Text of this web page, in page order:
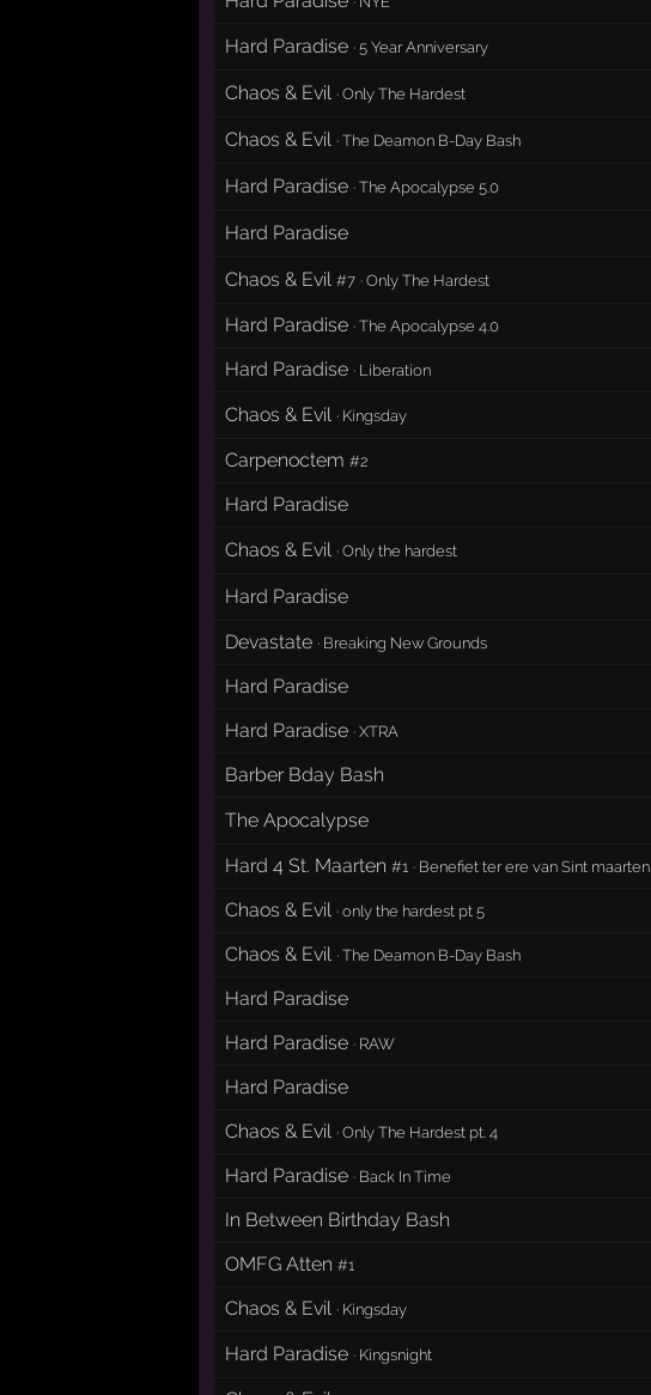
Hard Paradise ·5 Year Anniversary
Chaos & Evil ·Only The Hardest
Chaos & Evil ·The Deamon B-Day Bash
Hard Paradise ·The Apocalypse 5.0
Hard Paradise
Chaos & Evil#7 ·Only The Hardest
Hard Paradise ·The Apocalypse 4.0
Hard Paradise · Liberation
Chaos & Evil · Kingsday
Carpenoctem#2
Hard Paradise
Chaos & Evil ·Only the hardest
Hard Paradise
Devastate · Breaking New Grounds
Hard Paradise
Hard Paradise ·XTRA
Barber Bday Bash
The Apocalypse
Hard 4 St. Maarten#1 · Benefiet ter ere van Sint maarten
Chaos & Evil ·only the hardest pt 5
Chaos & Evil ·The Deamon B-Day Bash
Hard Paradise
Hard Paradise · RAW
Hard Paradise
Chaos & Evil ·Only The Hardest pt. 4
Hard Paradise · Back In Time
In Between Birthday Bash
OMFG Atten#1
Chaos & Evil · Kingsday
Hard Paradise · Kingsnight